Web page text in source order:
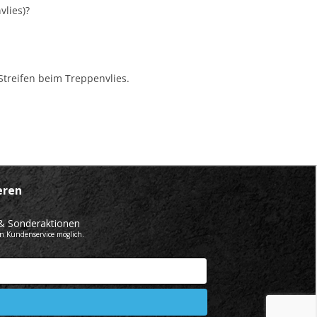
beim Treppenvlies.